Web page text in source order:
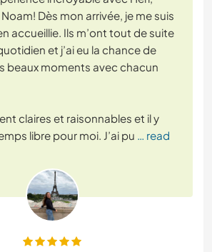
Dès mon arrivée, je me suis
accueillie. Ils m’ont tout de suite
et j’ai eu la chance de
beaux moments avec chacun
claires et raisonnables et il y
libre pour moi. J’ai pu … read